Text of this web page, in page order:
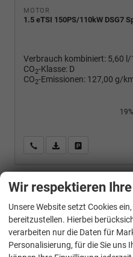
MOTOR
1.5 eTSI 150PS/110kW DSG7
Verbrauch kombiniert: 5,60
CO2-Klasse: D
CO2-Emissionen: 127,00 g/
Wir rufen Sie anPDF-Fahrzeugexposé
Cupra Leon
Wir respektieren
Unsere Website setzt Cookies
bereitzustellen. Hierbei
verarbeiten nur die Daten für
Personalisierung, für die Sie uns